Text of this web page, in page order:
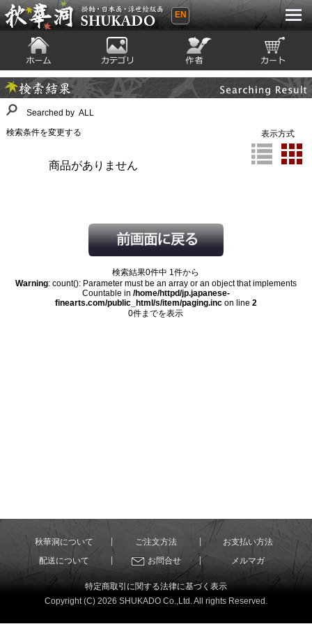
秋華洞 SHUKADO 掛軸・日本画・浮世
EN
ホーム カテゴリ 絵師 カート
検索結果
Searched by ALL
検索条件を変更する
表示方式
商品がありません
検索結果0件中 1件から
Warning: count(): Parameter must be an array or an object that implements
Countable in /home/httpd/jp.japanese-
finearts.com/public_html/s/item/paging.incon line 2
0件までを表示
秋華洞について ご注文方法
お支払い方法
配送について
お問合せ メルマガ
特定商取引に関する法律に基づく表示
Copyright (C) 2026 SHUKADO Co.,Ltd. All rights Reserved.